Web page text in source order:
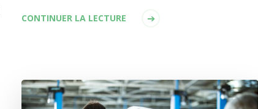
CONTINUER LA LECTURE